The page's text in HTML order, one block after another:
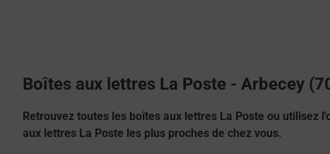
Boîtes aux lettres La Poste - Arbecey
Retrouvez toutes les boîtes aux lettres La Poste ou utilisez
aux lettres La Poste les plus proches de chez vous.